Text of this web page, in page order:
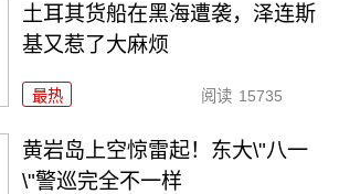
土耳其货船在黑海遭袭，泽连斯
基又惹了大麻烦
最热 阅读 15735
黄岩岛上空惊雷起！东大\"八一
\"警巡完全不一样